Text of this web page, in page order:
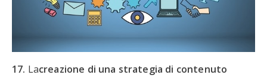
17. Lacreazione di una strategia di contenuto